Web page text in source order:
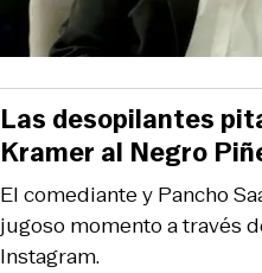
El comediante y Pancho
jugoso momento a través
Instagram.
Las desopilantes
Kramer al Negro